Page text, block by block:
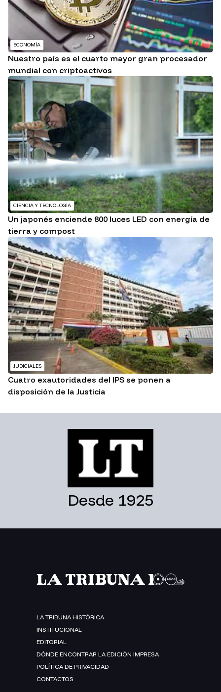
ECONOMÍA
Nuestro país es el cuarto mayor gran procesador
mundial con criptoactivos
CIENCIA Y TECNOLOGÍA
Un japonés enciende 800 luces LED con energía de
tierra y compost
JUDICIALES
Cuatro exautoridades del IPS se ponen a
disposición de la Justicia
Desde 1925
LA TRIBUNA HISTÓRICA
INSTITUCIONAL
EDITORIAL
DÓNDE ENCONTRAR LA EDICIÓN IMPRESA
POLÍTICA DE PRIVACIDAD
CONTACTOS